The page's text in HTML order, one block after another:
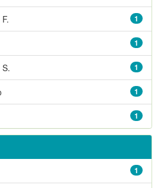
1
1
1
1
1
1